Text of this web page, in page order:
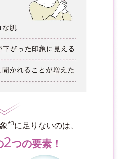
*3に足りないのは、
2つの要素！